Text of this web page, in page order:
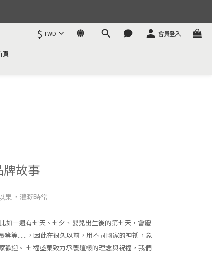
$ TWD 會員登入
頁
牌故事
果，灌溉時常
如一週有七天、七夕、嬰兒出生後的第七天，會慶
等......，因此在很久以前，用不同國家的神祇，象
歡迎。 七福盛菓致力承襲這樣的理念與祝福，我們